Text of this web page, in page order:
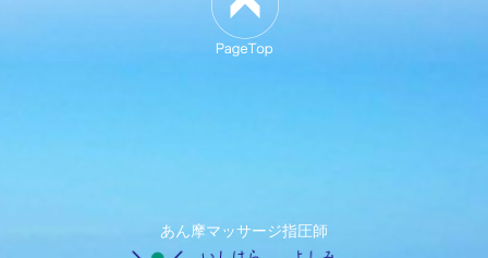
あん摩マッサージ指圧師